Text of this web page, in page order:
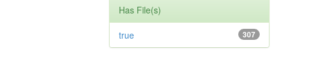
Has File(s)
307
true